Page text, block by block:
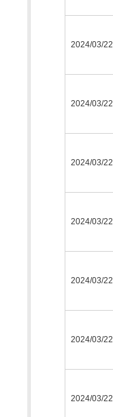
2024/03/22
2024/03/22
2024/03/22
2024/03/22
2024/03/22
2024/03/22
2024/03/22